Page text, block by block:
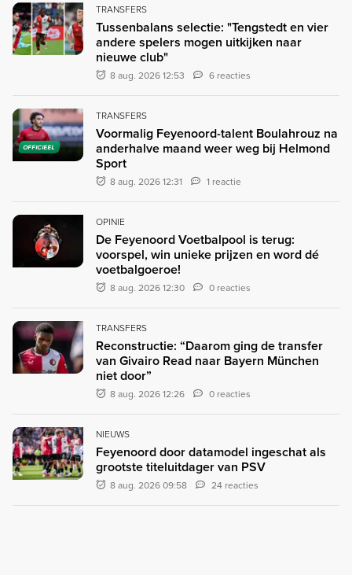
TRANSFERS
Tussenbalans selectie: "Tengstedt en vier
andere spelers mogen uitkijken naar
nieuwe club"
8 aug. 2026 12:53 6 reacties
OFFICIEEL
TRANSFERS
Voormalig Feyenoord-talent Boulahrouz na
anderhalve maand weer weg bij Helmond
Sport
8 aug. 2026 12:31 1 reactie
OPINIE
De Feyenoord Voetbalpool is terug:
voorspel, win unieke prijzen en word dé
voetbalgoeroe!
8 aug. 2026 12:30 0 reacties
TRANSFERS
Reconstructie: “Daarom ging de transfer
van Givairo Read naar Bayern München
niet door”
8 aug. 2026 12:26 0 reacties
NIEUWS
Feyenoord door datamodel ingeschat als
grootste titeluitdager van PSV
8 aug. 2026 09:58 24 reacties